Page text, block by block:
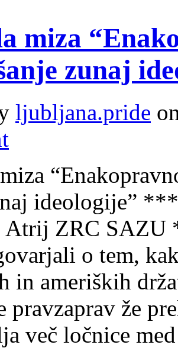
miza
zunaj
ljubljana.pride
ideologije”
Atrij ZRC
o tem,
in ameriških
pravzaprav že
več ločnice